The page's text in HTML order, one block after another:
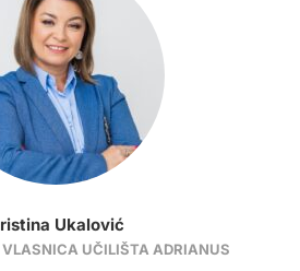
Ukalović
UČILIŠTA ADRIANUS